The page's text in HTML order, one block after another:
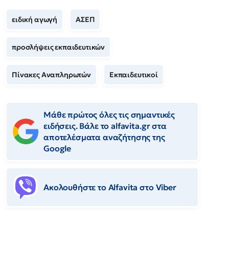
ειδική αγωγή ΑΣΕΠ
προσλήψεις εκπαιδευτικών
Πίνακες Αναπληρωτών Εκπαιδευτικοί
Μάθε πρώτος όλες τις σημαντικές
ειδήσεις. Βάλε το alfavita.gr στα
αποτελέσματα αναζήτησης της
Google
Ακολουθήστε το Αlfavita στο Viber